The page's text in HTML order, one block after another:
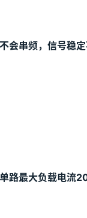
会串频，信号稳
路最大负载电流